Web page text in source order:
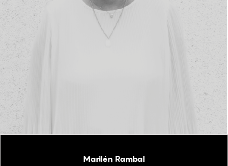
Marilén Rambal